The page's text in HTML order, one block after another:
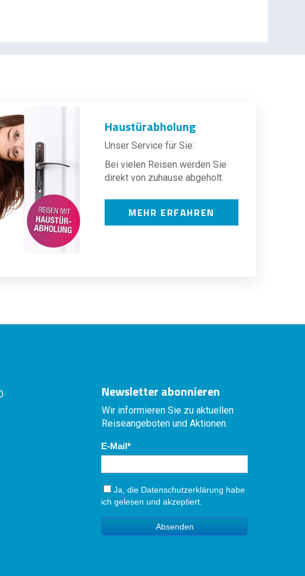
Haustürabholung
Unser Service für Sie:
Bei vielen Reisen werden Sie
direkt von zuhause abgeholt.
MEHR ERFAHREN
Newsletter abonnieren
Wir informieren Sie zu aktuellen
Reiseangeboten und Aktionen.
E-Mail
Ja, die Datenschutzerklärung habe
ich gelesen und akzeptiert.
Absenden